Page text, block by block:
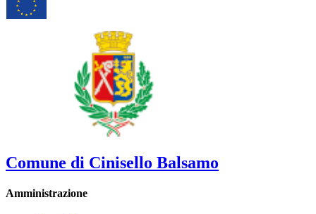
Comune di Cinisello Balsamo
Amministrazione